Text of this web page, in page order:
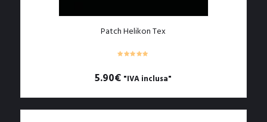
Patch Helikon Tex
5.90€ "IVA inclusa"